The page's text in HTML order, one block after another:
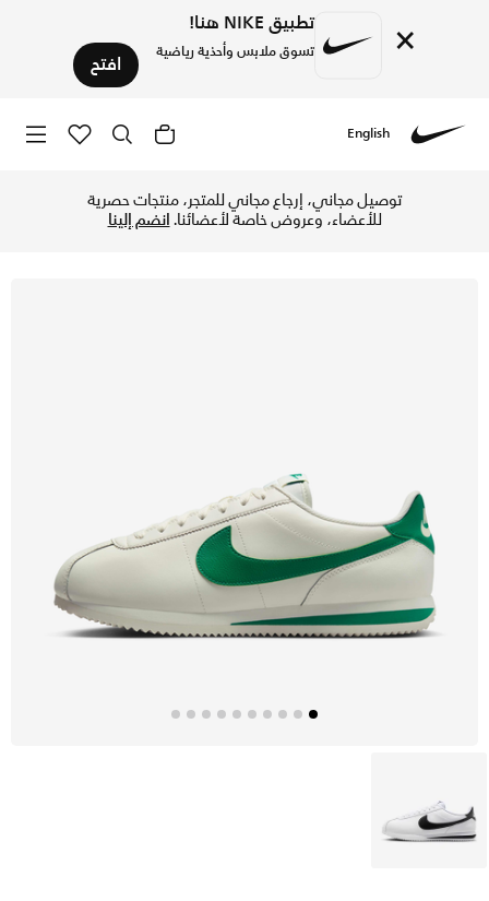
× تطبيق NIKE هنا!
تسوق ملابس وأحذية رياضية افتح
English
توصيل مجاني، إرجاع مجاني للمتجر، منتجات حصرية
للأعضاء، وعروض خاصة لأعضائنا.انضم إلينا
أبيض